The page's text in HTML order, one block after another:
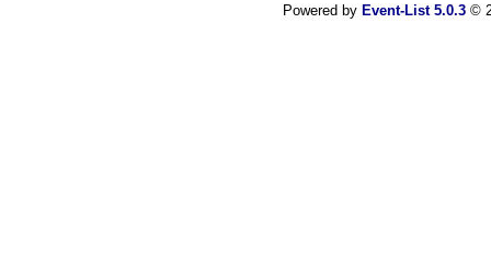
Powered by Event-List 5.0.3©